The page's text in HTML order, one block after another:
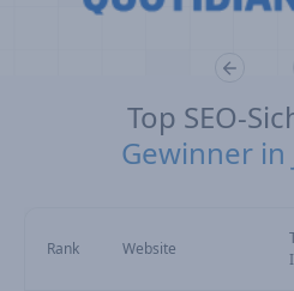
Top SEO-
Gewinner in
Rank Website